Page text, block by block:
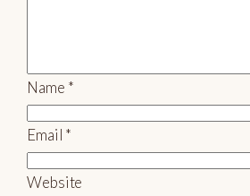
Name *
Email *
Website